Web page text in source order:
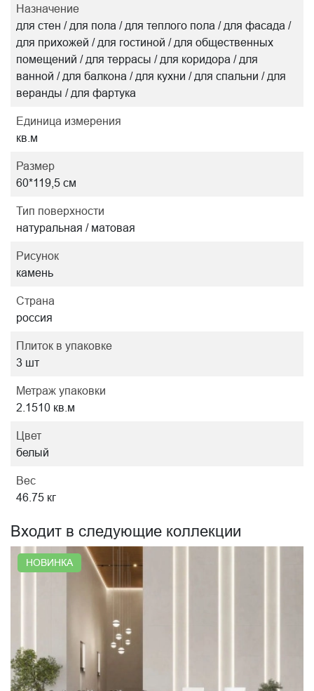
Назначение
для стен / для пола / для теплого пола / для фасада /
для прихожей / для гостиной / для общественных
помещений / для террасы / для коридора / для
ванной / для балкона / для кухни / для спальни / для
веранды / для фартука
Единица измерения
кв.м
Размер
60*119,5 см
Тип поверхности
натуральная / матовая
Рисунок
камень
Страна
россия
Плиток в упаковке
3 шт
Метраж упаковки
2.1510 кв.м
Цвет
белый
Вес
46.75 кг
Входит в следующие коллекции
НОВИНКА